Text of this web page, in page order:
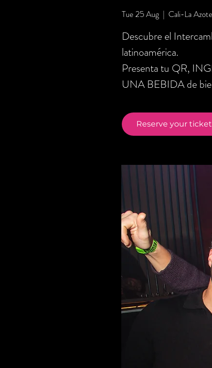
Tue 25 Aug
  |
Cali-La
Descubre el
latinoamérica.
Presenta tu QR,
UNA BEBIDA de
Reserve your ticket